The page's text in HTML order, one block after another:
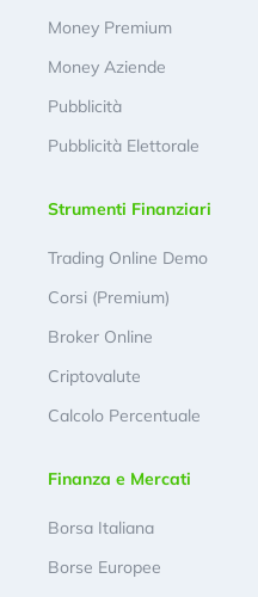
Money Premium
Money Aziende
Pubblicità
Pubblicità Elettorale
Strumenti Finanziari
Trading Online Demo
Corsi (Premium)
Broker Online
Criptovalute
Calcolo Percentuale
Finanza e Mercati
Borsa Italiana
Borse Europee